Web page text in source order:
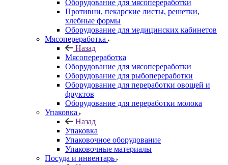
Оборудование для мясопереработки
Противни, пекарские листы, решетки,
хлебные формы
Оборудование для медицинских кабинетов
Мясопереработка
Назад
Мясопереработка
Оборудование для мясопереработки
Оборудование для рыбопереработки
Оборудование для переработки овощей и
фруктов
Оборудование для переработки молока
Упаковка
Назад
Упаковка
Упаковочное оборудование
Упаковочные материалы
Посуда и инвентарь